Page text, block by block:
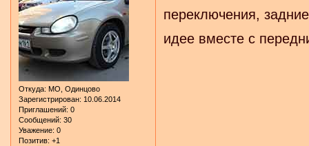
Откуда: МО, Одинцово
Зарегистрирован: 10.06.2014
Приглашений: 0
Сообщений: 30
Уважение: 0
Позитив: +1
переключения,
идее вместе с